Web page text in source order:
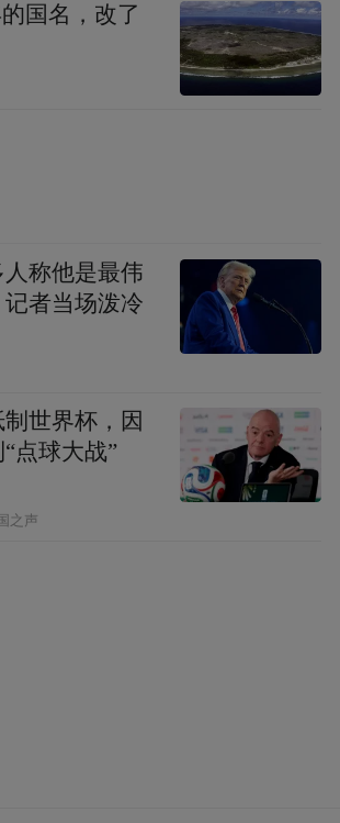
国名，改了
称他是最伟
者当场泼冷
世界杯，因
点球大战”
之声